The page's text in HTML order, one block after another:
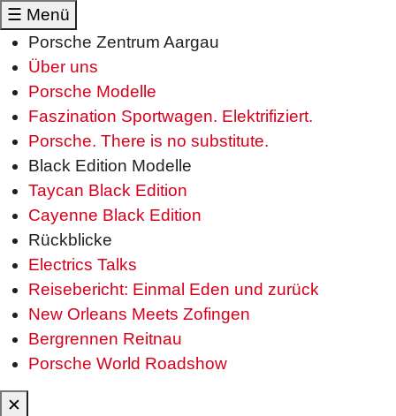
☰ Menü
Porsche Zentrum Aargau
Über uns
Porsche Modelle
Faszination Sportwagen. Elektrifiziert.
Porsche. There is no substitute.
Black Edition Modelle
Taycan Black Edition
Cayenne Black Edition
Rückblicke
Electrics Talks
Reisebericht: Einmal Eden und zurück
New Orleans Meets Zofingen
Bergrennen Reitnau
Porsche World Roadshow
✕